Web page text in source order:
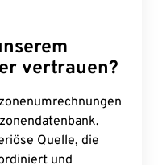
vertrauen?
Quelle, die
und